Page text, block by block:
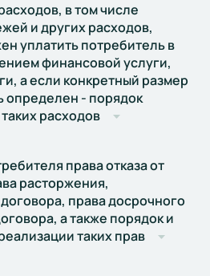
в том числе
и других расходов,
уплатить потребитель в
финансовой услуги,
а если конкретный размер
определен - порядок
расходов
права отказа от
расторжения,
права досрочного
а также порядок и
таких прав